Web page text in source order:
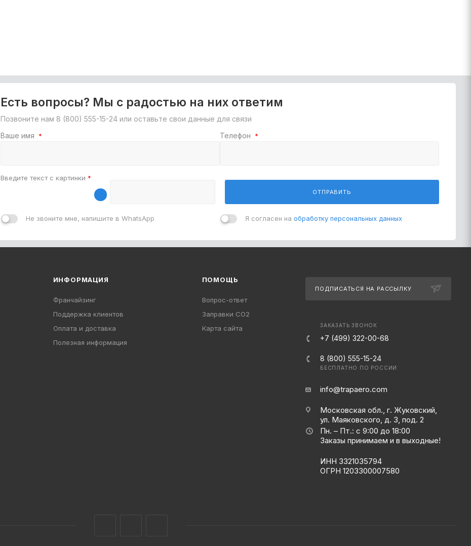
Есть вопросы? Мы с радостью на них ответим
Позвоните нам 8 (800) 555-15-24 или оставьте свои данные для связи
Ваше имя
* Телефон *
Введите текст с картинки *
ОТПРАВИТЬ
Не звоните мне, напишите в WhatsApp Я согласен на обработку персональных данных
ИНФОРМАЦИЯ
Франчайзинг
Поддержка клиентов
Оплата и доставка
Полезная информация
ПОМОЩЬ
Вопрос-ответ
Заправки CO2
Карта сайта
ПОДПИСАТЬСЯ НА РАССЫЛКУ
ЗАКАЗАТЬ ЗВОНОК
+7 (499) 322-00-68
8 (800) 555-15-24
БЕСПЛАТНО ПО РОССИИ
info@trapaero.com
Московская обл., г. Жуковский,
ул. Маяковского, д. 3, под. 2
Пн. – Пт.: с 9:00 до 18:00
Заказы принимаем и в выходные!
ИНН 3321035794
ОГРН 1203300007580